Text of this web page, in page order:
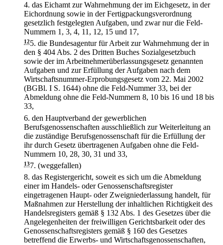
4. das Eichamt zur Wahrnehmung der im Eichgesetz, in der
Eichordnung sowie in der Fertigpackungsverordnung
gesetzlich festgelegten Aufgaben, und zwar nur die Feld-
Nummern 1, 3, 4, 11, 12, 15 und 17,
125. die Bundesagentur für Arbeit zur Wahrnehmung der in
den § 404 Abs. 2 des Dritten Buches Sozialgesetzbuch
sowie der im Arbeitnehmerüberlassungsgesetz genannten
Aufgaben und zur Erfüllung der Aufgaben nach dem
Wirtschaftsnummer-Erprobungsgesetz vom 22. Mai 2002
(BGBl. I S. 1644) ohne die Feld-Nummer 33, bei der
Abmeldung ohne die Feld-Nummern 8, 10 bis 16 und 18 bis
33,
6. den Hauptverband der gewerblichen
Berufsgenossenschaften ausschließlich zur Weiterleitung an
die zuständige Berufsgenossenschaft für die Erfüllung der
ihr durch Gesetz übertragenen Aufgaben ohne die Feld-
Nummern 10, 28, 30, 31 und 33,
137. (weggefallen)
8. das Registergericht, soweit es sich um die Abmeldung
einer im Handels- oder Genossenschaftsregister
eingetragenen Haupt- oder Zweigniederlassung handelt, für
Maßnahmen zur Herstellung der inhaltlichen Richtigkeit des
Handelsregisters gemäß § 132 Abs. 1 des Gesetzes über die
Angelegenheiten der freiwilligen Gerichtsbarkeit oder des
Genossenschaftsregisters gemäß § 160 des Gesetzes
betreffend die Erwerbs- und Wirtschaftsgenossenschaften,